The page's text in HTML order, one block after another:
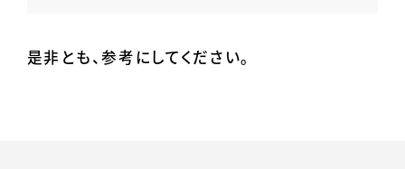
是非とも、参考にしてください。